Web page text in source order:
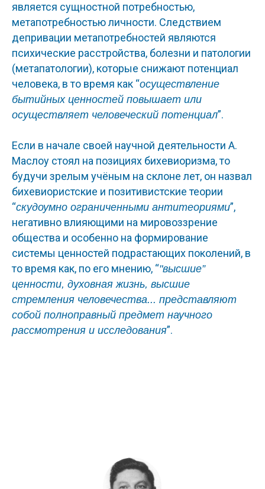
является сущностной потребностью,
метапотребностью личности. Следствием
депривации метапотребностей являются
психические расстройства, болезни и патологии
(метапатологии), которые снижают потенциал
человека, в то время как “осуществление
бытийных ценностей повышает или
осуществляет человеческий потенциал”.
Если в начале своей научной деятельности А.
Маслоу стоял на позициях бихевиоризма, то
будучи зрелым учёным на склоне лет, он назвал
бихевиористские и позитивистские теории
“скудоумно ограниченными антитеориями”,
негативно влияющими на мировоззрение
общества и особенно на формирование
системы ценностей подрастающих поколений, в
то время как, по его мнению, “"высшие”
ценности, духовная жизнь, высшие
стремления человечества... представляют
собой полноправный предмет научного
рассмотрения и исследования”.